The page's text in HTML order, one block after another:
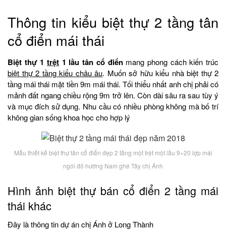
Thông tin kiểu biệt thự 2 tầng tân
cổ điển mái thái
Biệt thự 1trệt 1 lầu tân cổ điểnmang phong cách kiến trúc
biệt thự 2 tầng kiểu châu âu. Muốn sở hữu kiểu nhà biệt thự 2
tầng mái thái mặt tiền 9m mái thái. Tối thiểu nhất anh chị phải có
mảnh đất ngang chiều rộng 9m trở lên. Còn dài sâu ra sau tùy ý
và mục đích sử dụng. Nhu cầu có nhiều phòng không mà bố trí
không gian sống khoa học cho hợp lý
Mẫu thiết kế biệt thự tân cổ điển đẹp 2 tầng một trệt một lầu 9×20 lợp mái
ngói đỏ hướng Nam ghé Tây chị Ánh
Hình ảnh biệt thự bán cổ điển 2 tầng mái
thái khác
Đây là thông tin dự án chị Ánh ở Long Thành